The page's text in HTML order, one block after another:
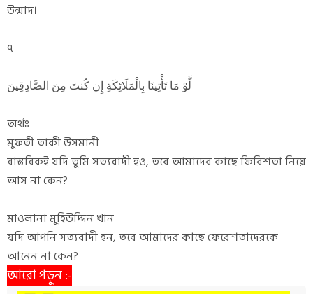
উন্মাদ।
৭
لَّوْ مَا تَأْتِينَا بِالْمَلَائِكَةِ إِن كُنتَ مِنَ الصَّادِقِينَ
অর্থঃ
মুফতী তাকী উসমানী
বাস্তবিকই যদি তুমি সত্যবাদী হও, তবে আমাদের কাছে ফিরিশতা নিয়ে
আস না কেন?
মাওলানা মুহিউদ্দিন খান
যদি আপনি সত্যবাদী হন, তবে আমাদের কাছে ফেরেশতাদেরকে
আনেন না কেন?
আরো পড়ুন :-